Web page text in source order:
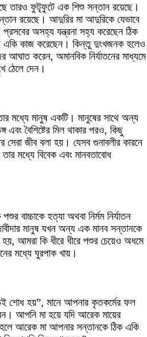
তারও ফুটৃফুটে এক শিশু সন্তান রয়েছে।
রয়েছে। আদুরির মা আদুরিকে যেভাবে
প্রসবের অসহ্য যন্ত্রনা সহ্য করেছেন ঠিক
একি কাজ করেছেন। কিন্তু দুংখজনক হলেও
আঘাত করেন, অমানবিক নির্যাতনের মাধ্যমে
ঠেলে দেন।
মধ্যে মানুষ একটি। মানুষের সাথে অন্য
বৈশিষ্টের মিল থাকার পরও, কিছু
সেরা জীব বলা হয়। যেসব গুনাবলীর কারনে
তার মধ্যে বিবেক এবং মানবতাবোধ
বাচ্চাকে হত্যা অথবা নির্মম নির্যাতন
মানুষ যখন অন্য এক মানব সন্তানকে
হয়, আমরা কি ধীরে ধীরে পশুর চেয়েও অধমে
মধ্যে ঘুরপাক খায়।
শোধ হয়”, মানে আপনার কৃতকর্মের ফল
আপনি মা হয়ে যদি আরেক মায়ের
আরেক মা আপনার সন্তানকে ঠিক একি